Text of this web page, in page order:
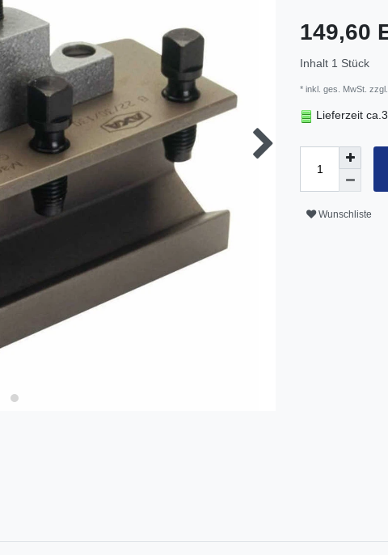
149,60
Inhalt 1 Stück
* inkl. ges. MwSt. zzgl.
Lieferzeit
Wunschliste